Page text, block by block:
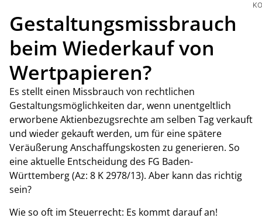
Gestaltungsmissbrauch
beim Wiederkauf von
Wertpapieren?
Es stellt einen Missbrauch von rechtlichen
Gestaltungsmöglichkeiten dar, wenn unentgeltlich
erworbene Aktienbezugsrechte am selben Tag verkauft
und wieder gekauft werden, um für eine spätere
Veräußerung Anschaffungskosten zu generieren. So
eine aktuelle Entscheidung des FG Baden-
Württemberg (Az: 8 K 2978/13). Aber kann das richtig
sein?
Wie so oft im Steuerrecht: Es kommt darauf an!